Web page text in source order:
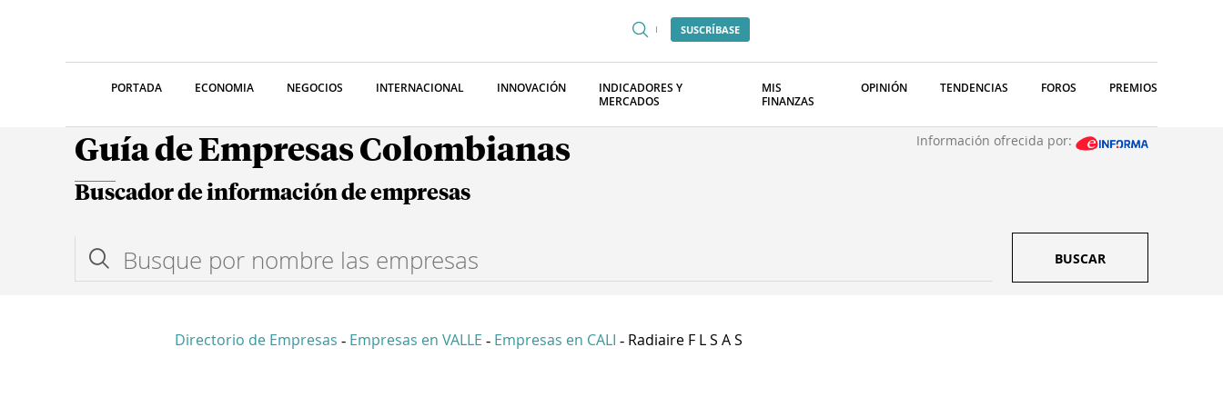
SUSCRÍBASE
PORTADA ECONOMIA NEGOCIOS INTERNACIONAL INNOVACIÓN
INDICADORES Y
MERCADOS
MIS
FINANZAS
OPINIÓN TENDENCIAS FOROS PREMIOS
Guía de Empresas Colombianas Información ofrecida por:
Buscador de información de empresas
BUSCAR
Directorio de Empresas - Empresas en VALLE - Empresas en CALI - Radiaire F L S A S